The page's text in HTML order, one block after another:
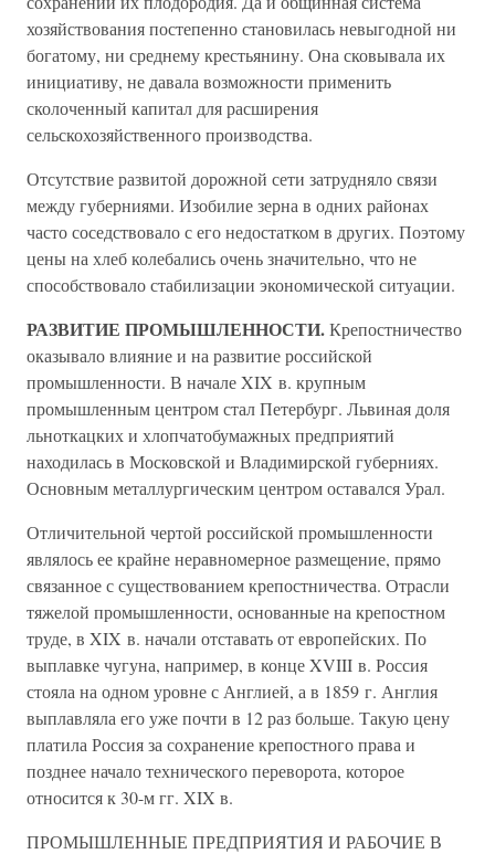
хозяйствования постепенно становилась невыгодной ни
богатому, ни среднему крестьянину. Она сковывала их
инициативу, не давала возможности применить
сколоченный капитал для расширения
сельскохозяйственного производства.
Отсутствие развитой дорожной сети затрудняло связи
между губерниями. Изобилие зерна в одних районах
часто соседствовало с его недостатком в других. Поэтому
цены на хлеб колебались очень значительно, что не
способствовало стабилизации экономической ситуации.
РАЗВИТИЕ ПРОМЫШЛЕННОСТИ.Крепостничество
оказывало влияние и на развитие российской
промышленности. В начале XIX в. крупным
промышленным центром стал Петербург. Львиная доля
льноткацких и хлопчатобумажных предприятий
находилась в Московской и Владимирской губерниях.
Основным металлургическим центром оставался Урал.
Отличительной чертой российской промышленности
являлось ее крайне неравномерное размещение, прямо
связанное с существованием крепостничества. Отрасли
тяжелой промышленности, основанные на крепостном
труде, в XIX в. начали отставать от европейских. По
выплавке чугуна, например, в конце XVIII в. Россия
стояла на одном уровне с Англией, а в 1859 г. Англия
выплавляла его уже почти в 12 раз больше. Такую цену
платила Россия за сохранение крепостного права и
позднее начало технического переворота, которое
относится к 30-м гг. XIX в.
ПРОМЫШЛЕННЫЕ ПРЕДПРИЯТИЯ И РАБОЧИЕ В